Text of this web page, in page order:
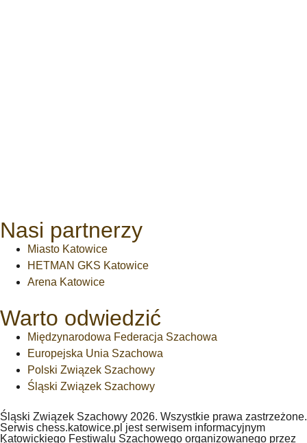
Nasi partnerzy
Miasto Katowice
HETMAN GKS Katowice
Arena Katowice
Warto odwiedzić
Międzynarodowa Federacja Szachowa
Europejska Unia Szachowa
Polski Związek Szachowy
Śląski Związek Szachowy
Śląski Związek Szachowy 2026. Wszystkie prawa zastrzeżone.
Serwis chess.katowice.pl jest serwisem informacyjnym
Katowickiego Festiwalu Szachowego organizowanego przez